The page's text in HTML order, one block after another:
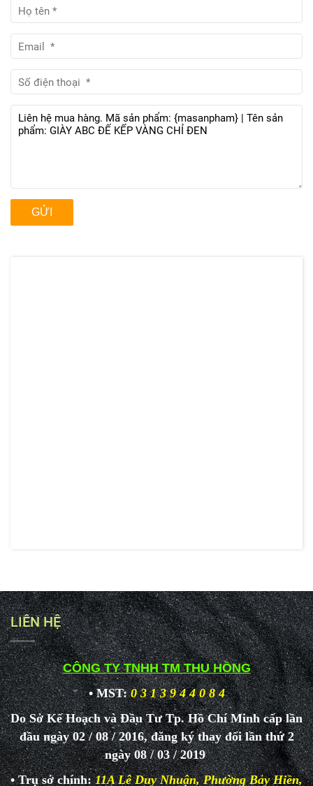
GỬI
LIÊN HỆ
CÔNG TY TNHH TM THU HỒNG
• MST: 0 3 1 3 9 4 4 0 8 4
Do Sở Kế Hoạch và Đầu Tư Tp. Hồ Chí Minh cấp lần
đầu ngày 02 / 08 / 2016, đăng ký thay đổi lần thứ 2
ngày 08 / 03 / 2019
• Trụ sở chính:11A Lê Duy Nhuận, Phường Bảy Hiền,